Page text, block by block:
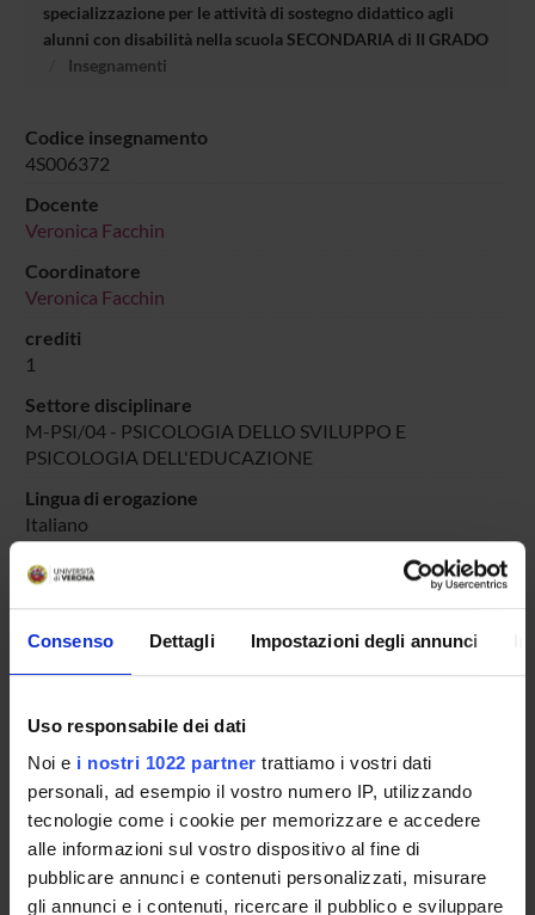
Consenso Dettagli Impostazioni degli annunci
Uso responsabile dei dati
Noi e i nostri 1022 partner trattiamo i vostri dati
personali, ad esempio il vostro numero IP, utilizzando
tecnologie come i cookie per memorizzare e accedere
alle informazioni sul vostro dispositivo al fine di
pubblicare annunci e contenuti personalizzati, misurare
gli annunci e i contenuti, ricercare il pubblico e sviluppare
specializzazione per le attività di sostegno didattico agli
alunni con disabilità nella scuola SECONDARIA di II GRADO
Insegnamenti
Codice insegnamento
4S006372
Docente
Veronica Facchin
Coordinatore
Veronica Facchin
crediti
1
Settore disciplinare
M-PSI/04 - PSICOLOGIA DELLO SVILUPPO E
PSICOLOGIA DELL'EDUCAZIONE
Lingua di erogazione
Italiano
Periodo
PERIODO DIDATTICO
dal 23-set-2022 al 30-giu-2023.
Avvisi relativi al corso
Vai all'orario delle lezioni